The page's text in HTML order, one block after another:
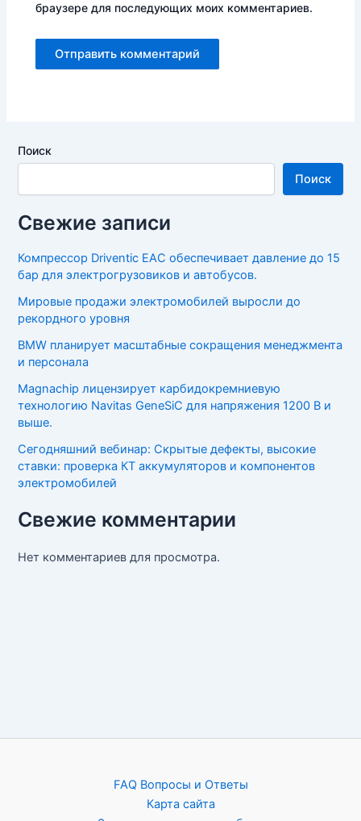
браузере для последующих моих комментариев.
Поиск
Поиск
Свежие записи
Компрессор Driventic EAC обеспечивает давление до 15
бар для электрогрузовиков и автобусов.
Мировые продажи электромобилей выросли до
рекордного уровня
BMW планирует масштабные сокращения менеджмента
и персонала
Magnachip лицензирует карбидокремниевую
технологию Navitas GeneSiC для напряжения 1200 В и
выше.
Сегодняшний вебинар: Скрытые дефекты, высокие
ставки: проверка КТ аккумуляторов и компонентов
электромобилей
Свежие комментарии
Нет комментариев для просмотра.
FAQ Вопросы и Ответы
Карта сайта